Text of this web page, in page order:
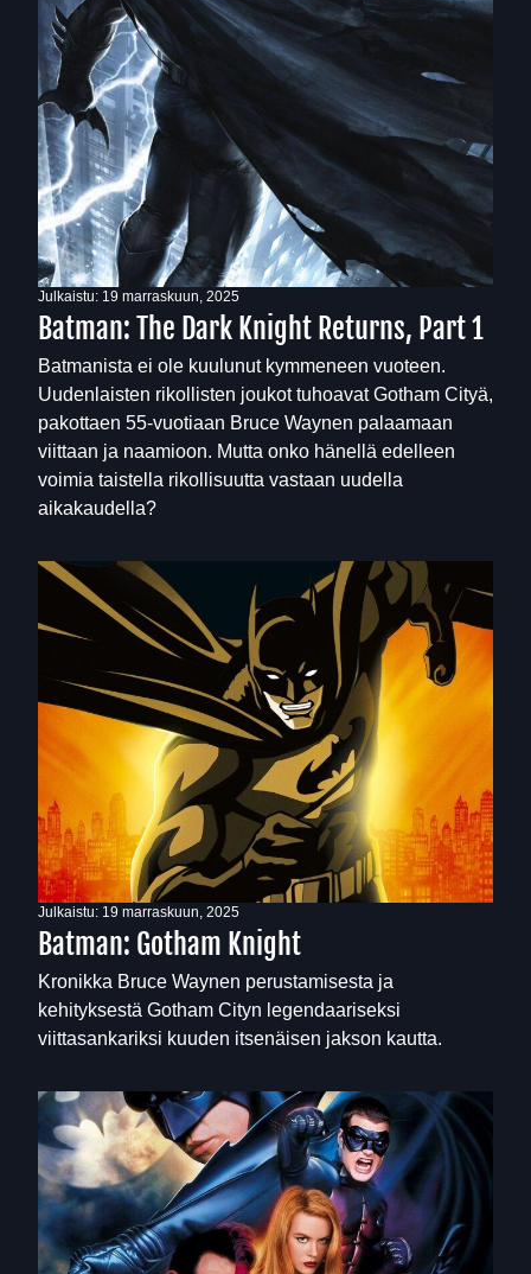
Julkaistu: 19 marraskuun, 2025
Batman: The Dark Knight Returns, Part 1
Batmanista ei ole kuulunut kymmeneen vuoteen.
Uudenlaisten rikollisten joukot tuhoavat Gotham Cityä,
pakottaen 55-vuotiaan Bruce Waynen palaamaan
viittaan ja naamioon. Mutta onko hänellä edelleen
voimia taistella rikollisuutta vastaan uudella
aikakaudella?
Julkaistu: 19 marraskuun, 2025
Batman: Gotham Knight
Kronikka Bruce Waynen perustamisesta ja
kehityksestä Gotham Cityn legendaariseksi
viittasankariksi kuuden itsenäisen jakson kautta.